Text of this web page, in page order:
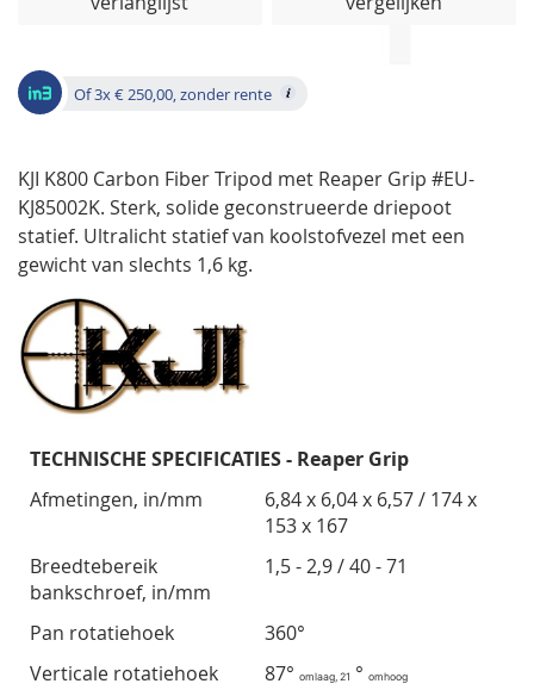
Of 3x € 250,00, zonder rente
KJI K800 Carbon Fiber Tripod met Reaper Grip #EU-
KJ85002K. Sterk, solide geconstrueerde driepoot
statief. Ultralicht statief van koolstofvezel met een
gewicht van slechts 1,6 kg.
TECHNISCHE SPECIFICATIES - Reaper Grip
Afmetingen, in/mm
6,84 x 6,04 x 6,57 / 174 x
153 x 167
Breedtebereik
bankschroef, in/mm
1,5 - 2,9 / 40 - 71
Pan rotatiehoek
360°
Verticale rotatiehoek
87° omlaag, 21 ° omhoog